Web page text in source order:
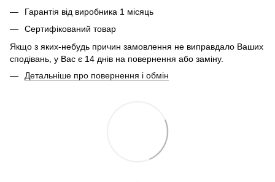
Гарантія від виробника 1 місяць
Сертифікований товар
Якщо з яких-небудь причин замовлення не виправдало Ваших
сподівань, у Вас є 14 днів на повернення або заміну.
Детальніше про повернення і обмін